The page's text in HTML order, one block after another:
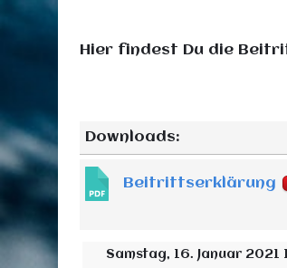
Hier findest Du die
Downloads:
Beitrittserklärung
Samstag, 16. Januar 2021